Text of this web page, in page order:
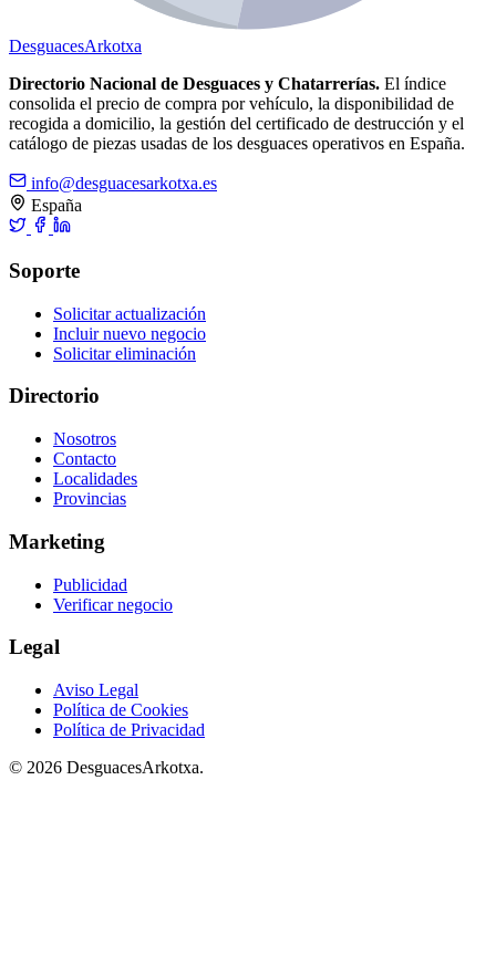
DesguacesArkotxa
Directorio Nacional de Desguaces y Chatarrerías. El índice
consolida el precio de compra por vehículo, la disponibilidad de
recogida a domicilio, la gestión del certificado de destrucción y el
catálogo de piezas usadas de los desguaces operativos en España.
info@desguacesarkotxa.es
España
Soporte
Solicitar actualización
Incluir nuevo negocio
Solicitar eliminación
Directorio
Nosotros
Contacto
Localidades
Provincias
Marketing
Publicidad
Verificar negocio
Legal
Aviso Legal
Política de Cookies
Política de Privacidad
© 2026 DesguacesArkotxa.